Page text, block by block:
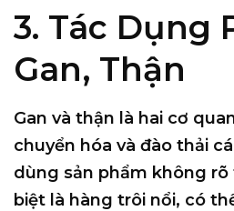
3. Tác Dụng
Gan, Thận
Gan và thận là hai cơ
chuyển hóa và đào thải
dùng sản phẩm không rõ
biệt là hàng trôi nổi, có